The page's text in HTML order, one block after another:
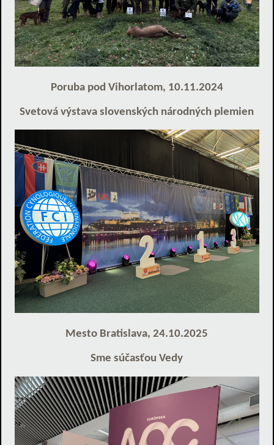
Poruba pod Vihorlatom, 10.11.2024
Svetová výstava slovenských národných plemien
Mesto Bratislava, 24.10.2025
Sme súčasťou Vedy